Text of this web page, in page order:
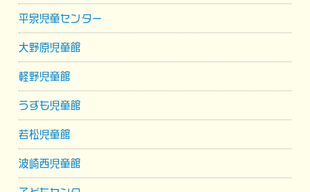
平泉児童センター
大野原児童館
軽野児童館
うずも児童館
若松児童館
波崎西児童館